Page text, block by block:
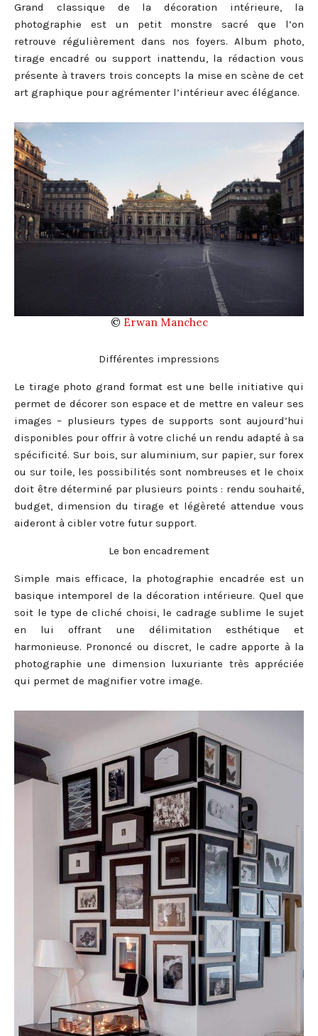
Grand classique de la décoration intérieure, la
photographie est un petit monstre sacré que l’on
retrouve régulièrement dans nos foyers. Album photo,
tirage encadré ou support inattendu, la rédaction vous
présente à travers trois concepts la mise en scène de cet
art graphique pour agrémenter l’intérieur avec élégance.
© Erwan Manchec
Différentes impressions
Le tirage photo grand format est une belle initiative qui
permet de décorer son espace et de mettre en valeur ses
images – plusieurs types de supports sont aujourd’hui
disponibles pour offrir à votre cliché un rendu adapté à sa
spécificité. Sur bois, sur aluminium, sur papier, sur forex
ou sur toile, les possibilités sont nombreuses et le choix
doit être déterminé par plusieurs points : rendu souhaité,
budget, dimension du tirage et légèreté attendue vous
aideront à cibler votre futur support.
Le bon encadrement
Simple mais efficace, la photographie encadrée est un
basique intemporel de la décoration intérieure. Quel que
soit le type de cliché choisi, le cadrage sublime le sujet
en lui offrant une délimitation esthétique et
harmonieuse. Prononcé ou discret, le cadre apporte à la
photographie une dimension luxuriante très appréciée
qui permet de magnifier votre image.